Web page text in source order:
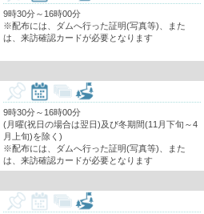
9時30分～16時00分
※配布には、ダムへ行った証明(写真等)、また
は、来訪確認カードが必要となります
9時30分～16時00分
(月曜(祝日の場合は翌日)及び冬期間(11月下旬～4
月上旬)を除く)
※配布には、ダムへ行った証明(写真等)、また
は、来訪確認カードが必要となります